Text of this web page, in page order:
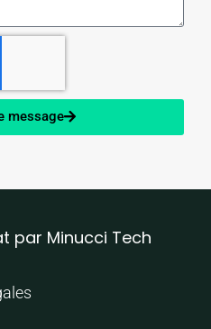
message
par Minucci Tech